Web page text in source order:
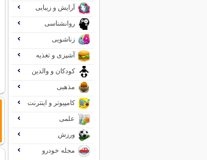
آرایش و زیبایی
روانشناسی
زناشویی
آشپزی و تغذیه
کودکان و والدین
مذهبی
کامپیوتر و اینترنت
علمی
ورزش
مجله خودرو